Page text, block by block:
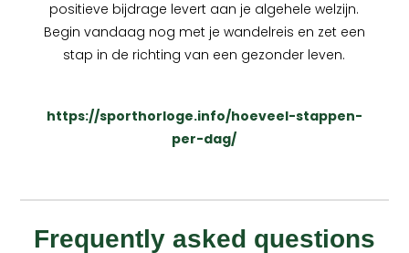
positieve bijdrage levert aan je algehele welzijn.
Begin vandaag nog met je wandelreis en zet een
stap in de richting van een gezonder leven.
https://sporthorloge.info/hoeveel-stappen-
per-dag/
Frequently asked questions